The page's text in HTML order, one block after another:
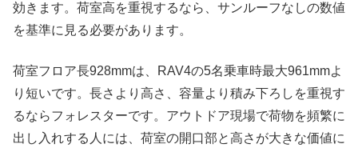
効きます。荷室高を重視するなら、サンルーフなしの数値
を基準に見る必要があります。
荷室フロア長928mmは、RAV4の5名乗車時最大961mmよ
り短いです。長さより高さ、容量より積み下ろしを重視す
るならフォレスターです。アウトドア現場で荷物を頻繁に
出し入れする人には、荷室の開口部と高さが大きな価値に